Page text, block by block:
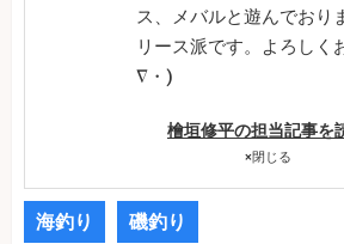
ス、メバルと遊んでおり
リース派です。よろしく
∇・)
檜垣修平の担当記事を
×閉じる
海釣り 磯釣り